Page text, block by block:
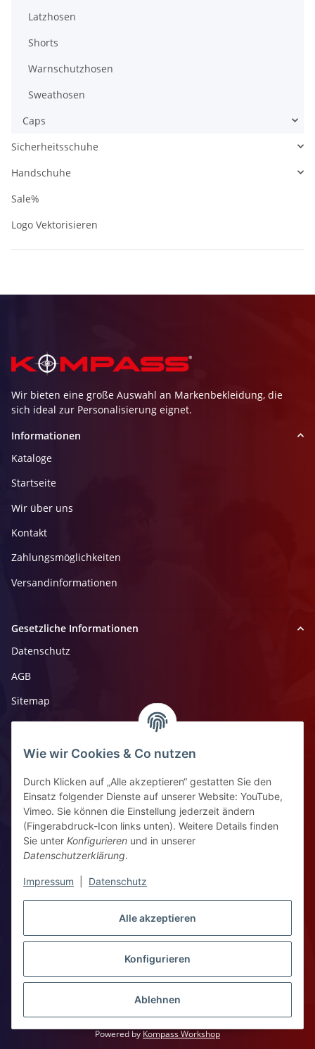
Alle akzeptieren
Konfigurieren
Ablehnen
Wie wir Cookies & Co nutzen
Durch Klicken auf „Alle akzeptieren“ gestatten Sie den
Einsatz folgender Dienste auf unserer Website: YouTube,
Vimeo. Sie können die Einstellung jederzeit ändern
(Fingerabdruck-Icon links unten). Weitere Details finden
Sie unter Konfigurieren und in unserer
Datenschutzerklärung.
Impressum Datenschutz
Latzhosen
Shorts
Warnschutzhosen
Sweathosen
Caps
Sicherheitsschuhe
Handschuhe
Sale%
Logo Vektorisieren
Wir bieten eine große Auswahl an Markenbekleidung, die
sich ideal zur Personalisierung eignet.
Informationen
Kataloge
Startseite
Wir über uns
Kontakt
Zahlungsmöglichkeiten
Versandinformationen
Gesetzliche Informationen
Datenschutz
AGB
Sitemap
Impressum
Widerrufsrecht
Kontaktinformationen
Ziegelhüttenstr 30, 64832 Babenhausen
+49 6073 7250531
Vertrag widerrufen
* Alle Preise zzgl. gesetzlicher USt., zzgl.Versand
Copyright 2026 © Kompass Workshop
Powered by Kompass Workshop
WhatsApp – Click to Chat